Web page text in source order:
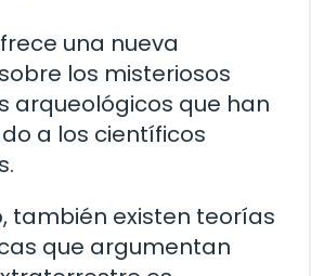
una nueva
los misteriosos
arqueológicos que han
a los científicos
también existen teorías
que argumentan